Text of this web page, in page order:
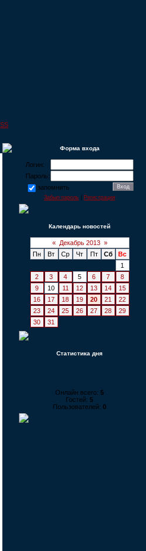
Форма входа
Логин:
Пароль:
запомнить
Забыл пароль Регистрация
Календарь новостей
« Декабрь 2013 »
Пн
Вт Ср Чт Пт Сб
Вс
1
2
3 4 5 6 7
8
9
10 11 12 13 14
15
16
17 18 19 20 21
22
23
24 25 26 27 28
29
30
31
Статистика дня
Онлайн всего: 5
Гостей: 5
Пользователей: 0